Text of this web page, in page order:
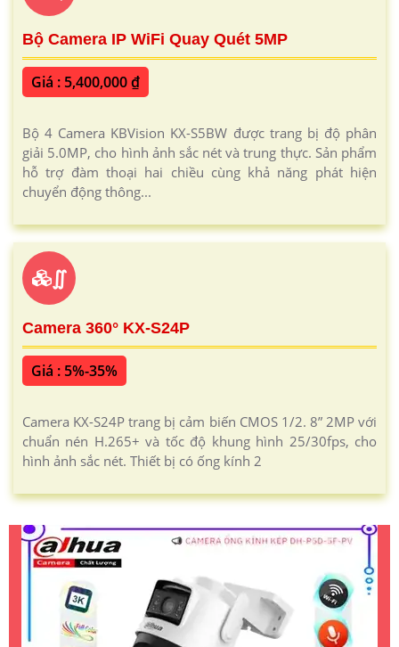
Bộ Camera IP WiFi Quay Quét 5MP
Giá : 5,400,000 ₫
Bộ 4 Camera KBVision KX-S5BW được trang bị độ phân
giải 5.0MP, cho hình ảnh sắc nét và trung thực. Sản phẩm
hỗ trợ đàm thoại hai chiều cùng khả năng phát hiện
chuyển động thông...
∬
Camera 360° KX-S24P
Giá : 5%-35%
Camera KX-S24P trang bị cảm biến CMOS 1/2. 8” 2MP với
chuẩn nén H.265+ và tốc độ khung hình 25/30fps, cho
hình ảnh sắc nét. Thiết bị có ống kính 2